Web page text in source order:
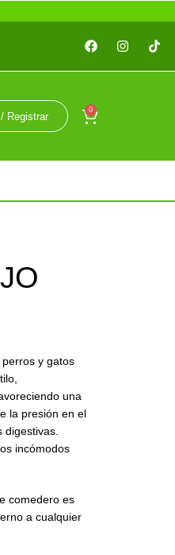
Registrar
0
perros y gatos
una
la presión en el
incómodos
comedero es
a cualquier